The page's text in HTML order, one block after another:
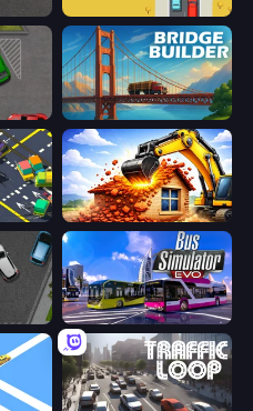
Bridge Builder
Slightly Annoying Traffic City Constructor
Bus Simulator: EVO